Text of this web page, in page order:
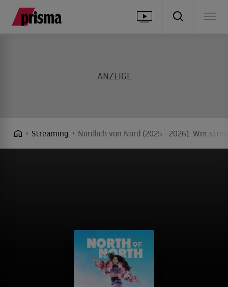
Streaming Nördlich von Nord (2025 - 2026): Wer